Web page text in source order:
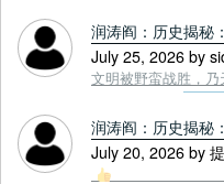
润涛阎：历史揭秘
July 25, 2026 by
文明被野蛮战胜，
润涛阎：历史揭秘
July 20, 2026 by